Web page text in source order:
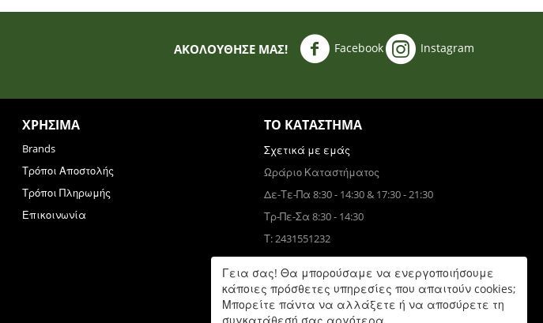
ΑΚΟΛΟΥΘΗΣΈ ΜΑΣ! Facebook Instagram
ΧΡΉΣΙΜΑ
Brands
Τρόποι Αποστολής
Τρόποι Πληρωμής
Επικοινωνία
ΤΟ ΚΑΤΆΣΤΗΜΑ
Σχετικά με εμάς
Ωράριο Καταστήματος
Δε-Τε-Πα 8:30 - 14:30 & 17:30 - 21:30
Τρ-Πε-Σα 8:30 - 14:30
Τ: 2431551232
Τ: 6931832390
Δε-Πα 9:00 - 17:00
Γεια σας! Θα μπορούσαμε να ενεργοποιήσουμε
κάποιες πρόσθετες υπηρεσίες που απαιτούν cookies;
Μπορείτε πάντα να αλλάξετε ή να αποσύρετε τη